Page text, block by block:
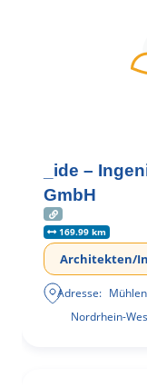
_ide –
GmbH
169.99 km
Architekten/
Adresse:
Nordrhein-